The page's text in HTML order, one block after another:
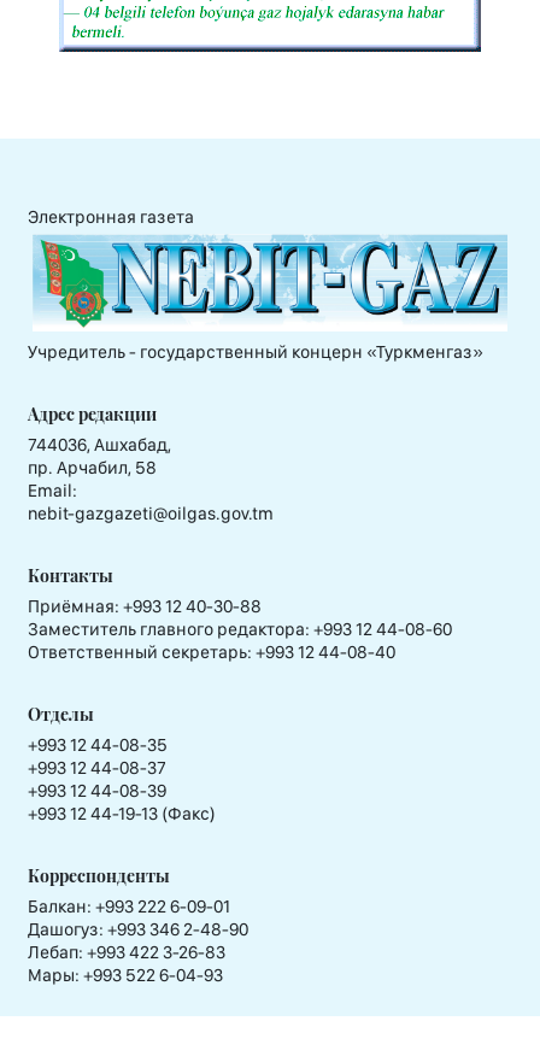
Электронная газета
Учредитель - государственный концерн «Туркменгаз»
Адрес редакции
744036, Ашхабад,
пр. Арчабил, 58
Email:
nebit-gazgazeti@oilgas.gov.tm
Контакты
Приёмная: +993 12 40-30-88
Заместитель главного редактора: +993 12 44-08-60
Ответственный секретарь: +993 12 44-08-40
Отделы
+993 12 44-08-35
+993 12 44-08-37
+993 12 44-08-39
+993 12 44-19-13 (Факс)
Корреспонденты
Балкан: +993 222 6-09-01
Дашогуз: +993 346 2-48-90
Лебап: +993 422 3-26-83
Мары: +993 522 6-04-93